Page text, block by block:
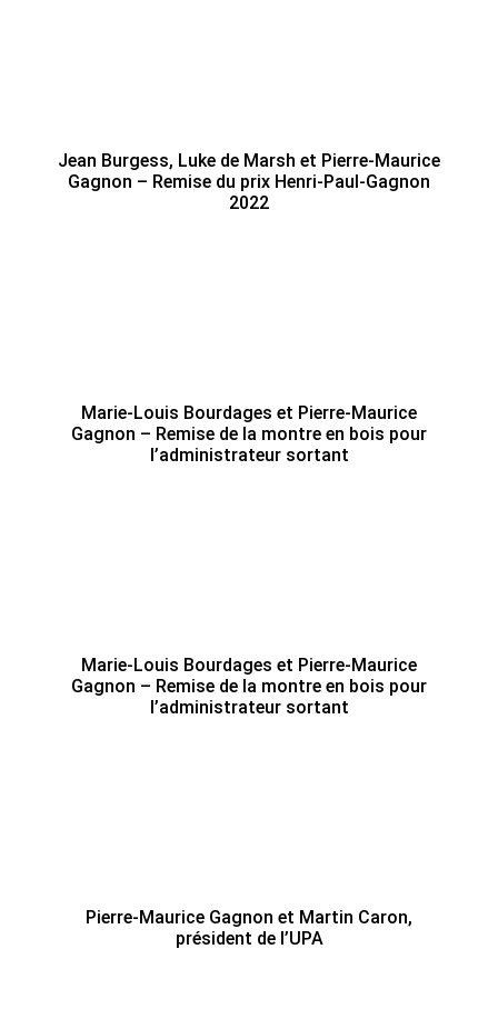
Jean Burgess, Luke de Marsh et Pierre-Maurice
Gagnon – Remise du prix Henri-Paul-Gagnon
2022
Marie-Louis Bourdages et Pierre-Maurice
Gagnon – Remise de la montre en bois pour
l’administrateur sortant
Marie-Louis Bourdages et Pierre-Maurice
Gagnon – Remise de la montre en bois pour
l’administrateur sortant
Pierre-Maurice Gagnon et Martin Caron,
président de l’UPA